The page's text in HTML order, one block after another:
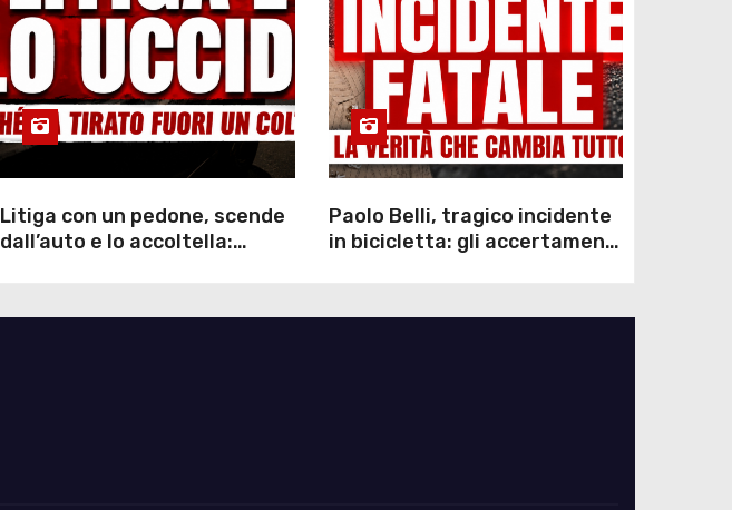
Litiga con un pedone, scende
dall’auto e lo accoltella:
Paolo Belli, tragico incidente
in bicicletta: gli accertamenti
chiarire